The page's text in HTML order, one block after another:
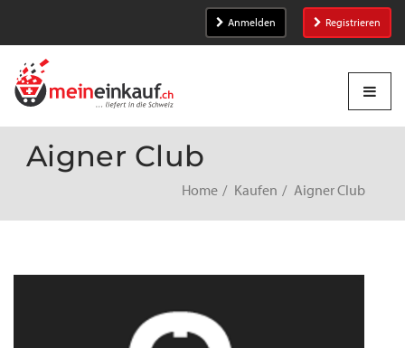
Anmelden Registrieren
Aigner Club
Home Kaufen Aigner Club